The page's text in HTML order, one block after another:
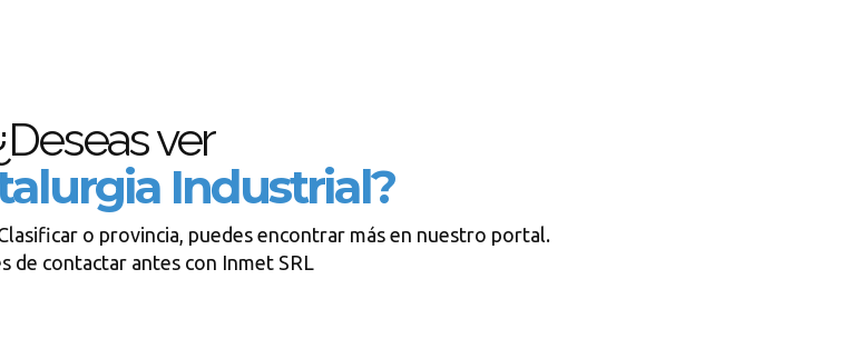
ver
Industrial?
o provincia, puedes encontrar más en nuestro portal.
de contactar antes con Inmet SRL